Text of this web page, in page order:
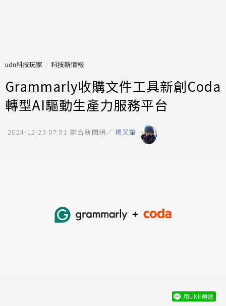
udn科技玩家 科技新情報
Grammarly收購文件工具新創Coda
轉型AI驅動生產力服務平台
2024-12-23 07:51 聯合新聞網／ 楊又肇
用LINE傳送